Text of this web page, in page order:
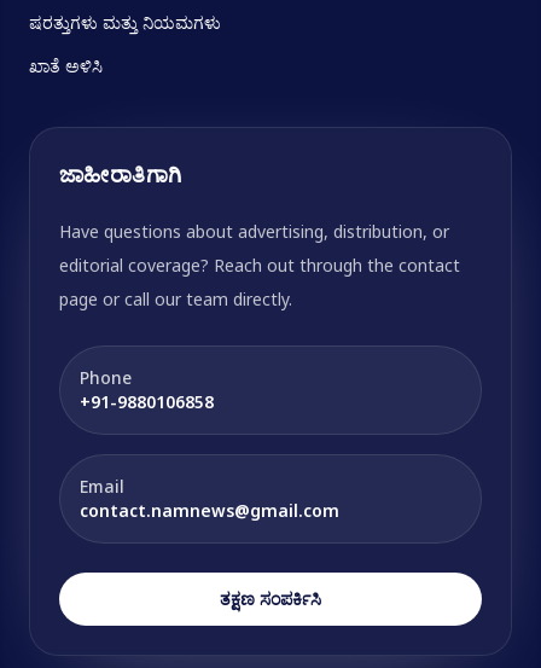
ಷರತ್ತುಗಳು ಮತ್ತು ನಿಯಮಗಳು
ಖಾತೆ ಅಳಿಸಿ
ಜಾಹೀರಾತಿಗಾಗಿ
Have questions about advertising, distribution, or
editorial coverage? Reach out through the contact
page or call our team directly.
Phone
+91-9880106858
Email
contact.namnews@gmail.com
ತಕ್ಷಣ ಸಂಪರ್ಕಿಸಿ